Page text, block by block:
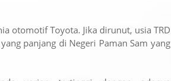
otomotif Toyota. Jika dirunut, usia TRD
panjang di Negeri Paman Sam yang